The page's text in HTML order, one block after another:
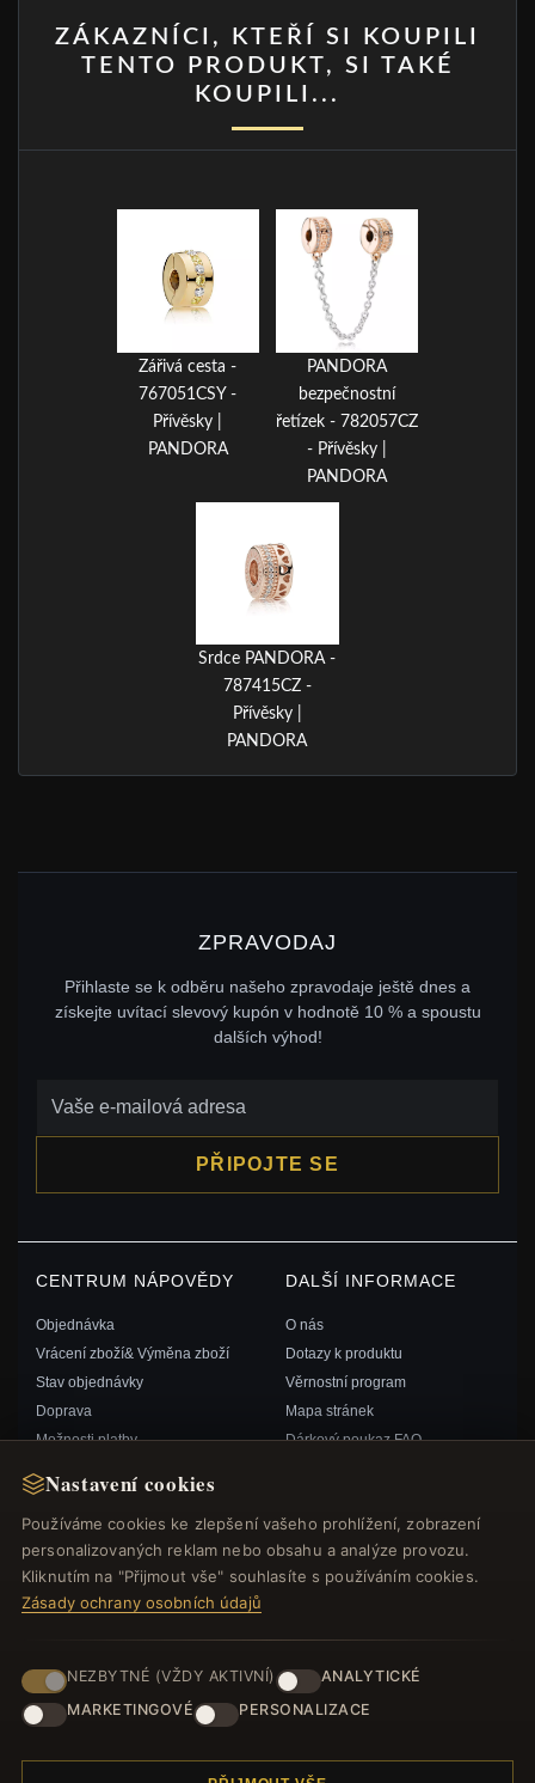
Nastavení cookies
Používáme cookies ke zlepšení vašeho prohlížení, zobrazení
personalizovaných reklam nebo obsahu a analýze provozu.
Kliknutím na "Přijmout vše" souhlasíte s používáním cookies.
Zásady ochrany osobních údajů
NEZBYTNÉ (VŽDY AKTIVNÍ)
ANALYTICKÉ
MARKETINGOVÉ
PERSONALIZACE
ZÁKAZNÍCI, KTEŘÍ SI KOUPILI
TENTO PRODUKT, SI TAKÉ
KOUPILI...
Zářivá cesta -
767051CSY -
Přívěsky |
PANDORA
PANDORA
bezpečnostní
řetízek - 782057CZ
- Přívěsky |
PANDORA
Srdce PANDORA -
787415CZ -
Přívěsky |
PANDORA
ZPRAVODAJ
Přihlaste se k odběru našeho zpravodaje ještě dnes a
získejte uvítací slevový kupón v hodnotě 10 % a spoustu
dalších výhod!
PŘIPOJTE SE
CENTRUM NÁPOVĚDY
Objednávka
Vrácení zboží& Výměna zboží
Stav objednávky
Doprava
Možnosti platby
Kontaktujte nás
DALŠÍ INFORMACE
O nás
Dotazy k produktu
Věrnostní program
Mapa stránek
Dárkový poukaz FAQ
RYCHLÉ ODKAZY
Nové produkty
Speciální nabídky
Blog
Recenze
Přihlásit se
SLEDUJTE NÁS